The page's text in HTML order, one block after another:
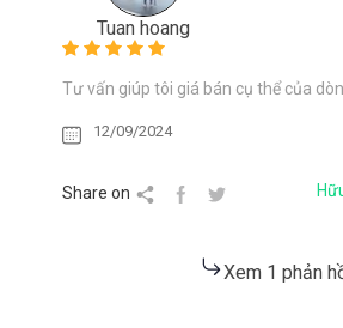
Tuan hoang
Tư vấn giúp tôi giá bán cụ thể của
12/09/2024
Share on
Xem 1 phản